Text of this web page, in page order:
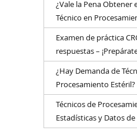
¿Vale la Pena Obtener
Técnico en
Examen de práctica
respuestas –
¿Hay Demanda de
Procesamiento Estéril?
Técnicos de
Estadísticas y Datos